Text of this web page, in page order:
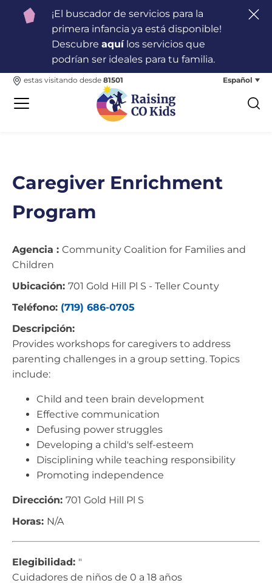
¡El buscador de servicios para la
primera infancia ya está disponible!
Descubre aquílos servicios que
podrían ser ideales para tu familia.
estas visitando desde 81501 Español
Caregiver Enrichment
Program
Agencia : Community Coalition for Families and
Children
Ubicación: 701 Gold Hill Pl S - Teller County
Teléfono: (719) 686-0705
Descripción:
Provides workshops for caregivers to address
parenting challenges in a group setting. Topics
include:
Child and teen brain development
Effective communication
Defusing power struggles
Developing a child's self-esteem
Disciplining while teaching responsibility
Promoting independence
Dirección: 701 Gold Hill Pl S
Horas: N/A
Elegibilidad: "
Cuidadores de niños de 0 a 18 años